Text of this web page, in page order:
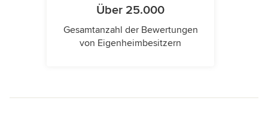
Über 25.000
Gesamtanzahl der Bewertungen
von Eigenheimbesitzern